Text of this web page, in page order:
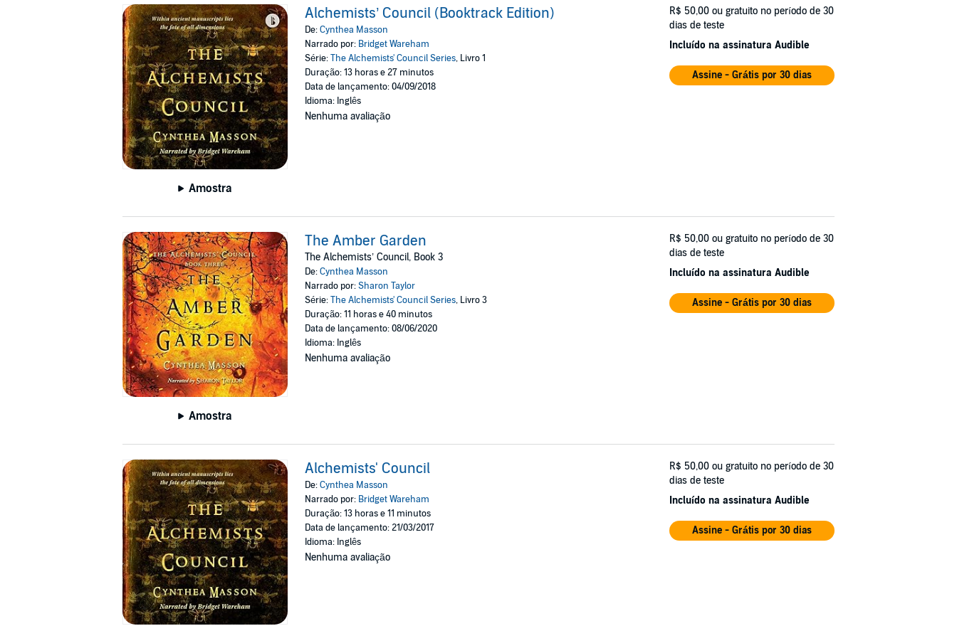
Amostra
Alchemists’ Council (Booktrack Edition)
De:Cynthea Masson
Narrado por: Bridget Wareham
Série:The Alchemists' Council Series, Livro 1
Duração: 13 horas e 27 minutos
Data de lançamento: 04/09/2018
Idioma: Inglês
Nenhuma avaliação
R$ 50,00 ou gratuito no período de 30
dias de teste
Incluído na assinatura Audible
Assine - Grátis por 30 dias
Amostra
The Amber Garden
The Alchemists’ Council, Book 3
De:Cynthea Masson
Narrado por:Sharon Taylor
Série:The Alchemists' Council Series, Livro 3
Duração: 11 horas e 40 minutos
Data de lançamento: 08/06/2020
Idioma: Inglês
Nenhuma avaliação
R$ 50,00 ou gratuito no período de 30
dias de teste
Incluído na assinatura Audible
Assine - Grátis por 30 dias
Alchemists' Council
De:Cynthea Masson
Narrado por: Bridget Wareham
Duração: 13 horas e 11 minutos
Data de lançamento: 21/03/2017
Idioma: Inglês
Nenhuma avaliação
R$ 50,00 ou gratuito no período de 30
dias de teste
Incluído na assinatura Audible
Assine - Grátis por 30 dias